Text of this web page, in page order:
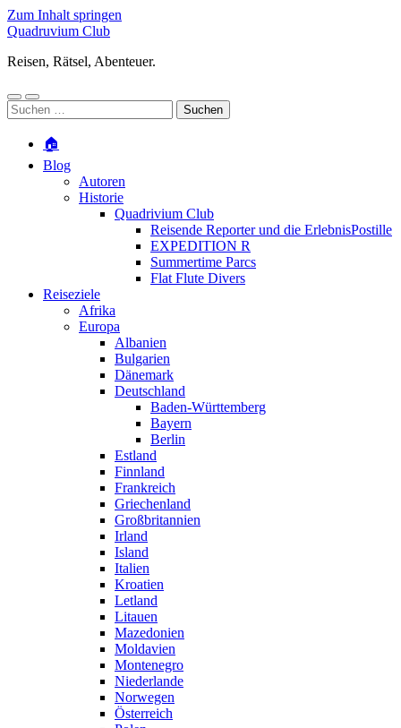
Zum Inhalt springen
Quadruvium Club
Reisen, Rätsel, Abenteuer.
Mobile-
Menü
Suchfeld
ein-/ausblenden
Suchen
nach:
🏠
Blog
Autoren
Historie
Quadrivium Club
Reisende Reporter und die ErlebnisPostille
EXPEDITION R
Summertime Parcs
Flat Flute Divers
Reiseziele
Afrika
Europa
Albanien
Bulgarien
Dänemark
Deutschland
Baden-Württemberg
Bayern
Berlin
Estland
Finnland
Frankreich
Griechenland
Großbritannien
Irland
Island
Italien
Kroatien
Letland
Litauen
Mazedonien
Moldavien
Montenegro
Niederlande
Norwegen
Österreich